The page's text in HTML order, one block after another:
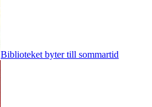
Biblioteket byter till sommartid